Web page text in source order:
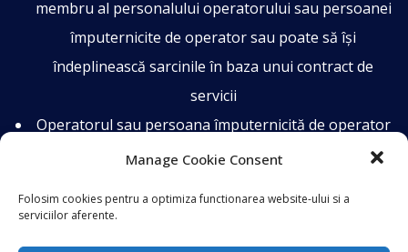
Manage Cookie Consent
Folosim cookies pentru a optimiza functionarea website-ului si a
serviciilor aferente.
membru al personalului operatorului sau persoanei
împuternicite de operator sau poate să își
îndeplinească sarcinile în baza unui contract de
servicii
Operatorul sau persoana împuternicită de operator
publică datele de contact ale responsabilului cu